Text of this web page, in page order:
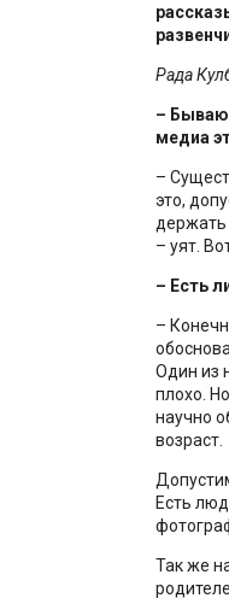
Рада
–
медиа
–
это,
держать
– уят.
– Есть
–
Один из
плохо.
научно
возраст.
Есть
Так же